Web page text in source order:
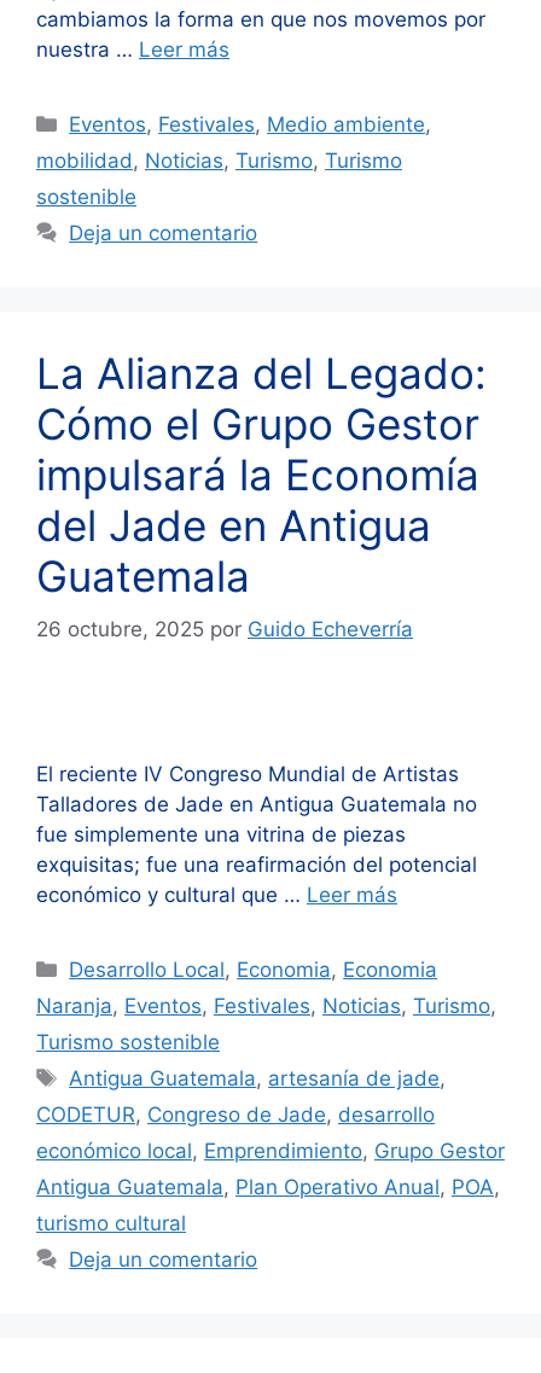
cambiamos la forma en que nos movemos por
nuestra … Leer más
Categorías
Eventos, Festivales, Medio ambiente,
mobilidad , Noticias, Turismo, Turismo
sostenible
Deja un comentario
La Alianza del Legado:
Cómo el Grupo Gestor
impulsará la Economía
del Jade en Antigua
Guatemala
26 octubre, 2025 por Guido Echeverría
El reciente IV Congreso Mundial de Artistas
Talladores de Jade en Antigua Guatemala no
fue simplemente una vitrina de piezas
exquisitas; fue una reafirmación del potencial
económico y cultural que … Leer más
Categorías
Desarrollo Local, Economia, Economia
Naranja, Eventos, Festivales, Noticias, Turismo,
Turismo sostenible
Etiquetas
Antigua Guatemala, artesanía de jade,
CODETUR, Congreso de Jade, desarrollo
económico local, Emprendimiento, Grupo Gestor
Antigua Guatemala, Plan Operativo Anual, POA,
turismo cultural
Deja un comentario